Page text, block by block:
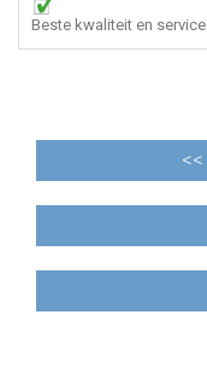
Beste kwaliteit en service
<<